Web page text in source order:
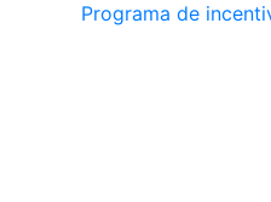
Programa de